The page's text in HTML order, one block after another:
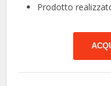
Prodotto